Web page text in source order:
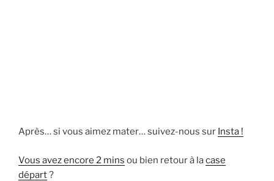
Après… si vous aimez mater… suivez-nous sur Insta !
Vous avez encore 2 mins ou bien retour à lacase
départ?